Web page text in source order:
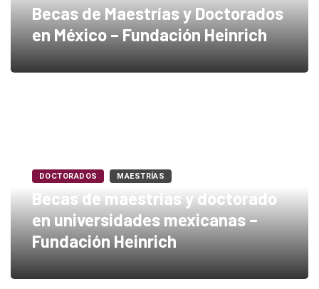
Becas de Maestrías y Doctorados
en México – Fundación Heinrich
DOCTORADOS MAESTRÍAS
Becas de maestrías y doctorado
en universidades mexicanas –
Fundación Heinrich